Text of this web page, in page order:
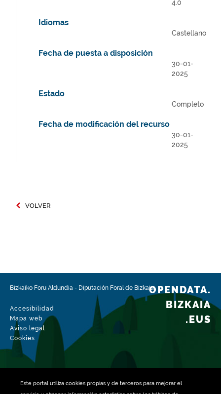
Este portal utiliza cookiespropias y de terceros para mejorar el
4.0
Idiomas
Castellano
Fecha de puesta a disposición
30-01-
2025
Estado
Completo
Fecha de modificación del recurso
30-01-
2025
VOLVER
Bizkaiko Foru Aldundia - Diputación Foral de Bizkaia
Accesibilidad
Mapa web
Aviso legal
Cookies
OPENDATA.
BIZKAIA
.EUS